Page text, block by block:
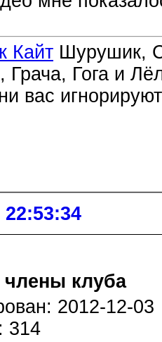
Кайт Шурушик,
Гога и
вас игнорируют
22:53:34
члены клуба
2012-12-03
314